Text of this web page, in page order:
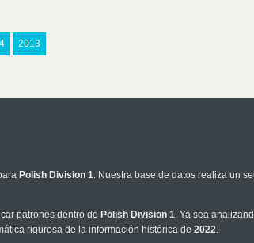
2013
Polish Division 1. Nuestra base de datos realiza un
patrones dentro de Polish Division 1. Ya sea
rigurosa de la información histórica de 2022.